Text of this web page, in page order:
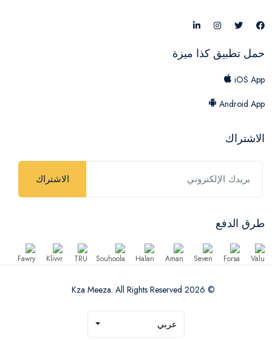
حمل تطبيق كذا ميزة
iOS App
Android App
الاشتراك
الاشتراك
طرق الدفع
© 2026 Kza Meeza. All Rights Reserved
عربي